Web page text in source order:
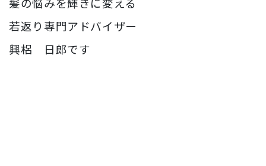
若返り専門アドバイザー
興梠 日郎です